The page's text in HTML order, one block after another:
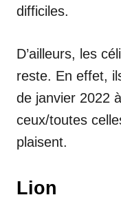
difficiles.
D’ailleurs, les
reste. En effet,
de janvier 2022
ceux/toutes
plaisent.
Lion